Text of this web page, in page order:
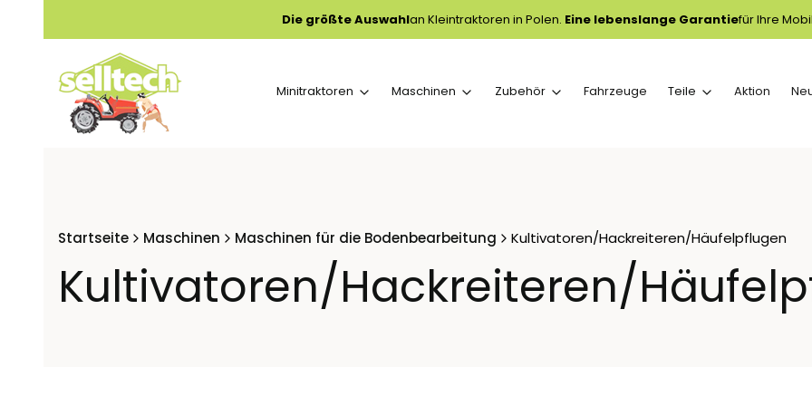
Die größte Auswahlan Kleintraktoren in Polen. Eine lebenslange Garantiefür Ihre
Minitraktoren Maschinen Zubehör Fahrzeuge Teile Aktion
Startseite Maschinen Maschinen für die Bodenbearbeitung Kultivatoren/Hackreiteren/Häufelpflugen
Kultivatoren/Hackreiteren/